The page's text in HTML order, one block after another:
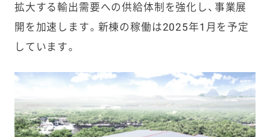
拡大する輸出需要への供給体制を強化し、事業展
開を加速します。新棟の稼働は2025年1月を予定
しています。